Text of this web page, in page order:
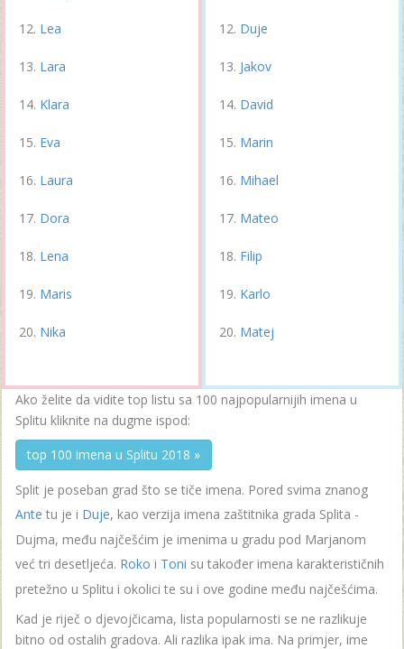
Lea
Lara
Klara
Eva
Laura
Dora
Lena
Maris
Nika
Duje
Jakov
David
Marin
Mihael
Mateo
Filip
Karlo
Matej
Ako želite da vidite top listu sa 100 najpopularnijih imena u
Splitu kliknite na dugme ispod:
top 100 imena u Splitu 2018 »
Split je poseban grad što se tiče imena. Pored svima znanog
Ante tu je i Duje, kao verzija imena zaštitnika grada Splita -
Dujma, među najčešćim je imenima u gradu pod Marjanom
već tri desetljeća. Roko i Toni su također imena karakterističnih
pretežno u Splitu i okolici te su i ove godine među najčešćima.
Kad je riječ o djevojčicama, lista popularnosti se ne razlikuje
bitno od ostalih gradova. Ali razlika ipak ima. Na primjer, ime